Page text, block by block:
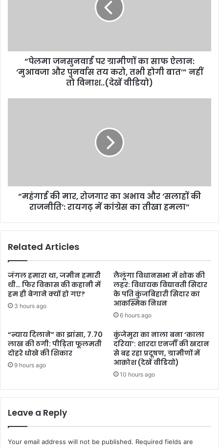
“पेलमा जनसुनवाई पर ग्रामीणों का साफ ऐलान:
‘मुआवजा और पुनर्वास तय करो, तभी होगी बात’” नहीं
तो विनाश..(देखें वीडियो)
“महंगाई की मार, रोजगार का अभाव और ‘सलाहों की
राजनीति’: रायगढ़ में कांग्रेस का तीखा हमला”
Related Articles
जंगल हमारा था, जमीन हमारी
थी… फिर विकास की कहानी में
हम ही बेगाने क्यों हो गए?
3 hours ago
लैलूंगा विधानसभा में शोक की
लहर: विधायक विद्यावती सिदार
के पति कुंजबिहारी सिदार का
आकस्मिक निधन
6 hours ago
“न्याय दिलाने” का झांसा, 7.70
लाख की ठगी: पीड़िता फूलमती
दोहरे धोखे की शिकार
9 hours ago
कुंजेमुरा का नाला बना ‘काला
दरिया’: शारदा एनर्जी की खदान
से बह रहा प्रदूषण, ग्रामीणों में
आक्रोश (देखें वीडियो)
10 hours ago
Leave a Reply
Your email address will not be published. Required fields are